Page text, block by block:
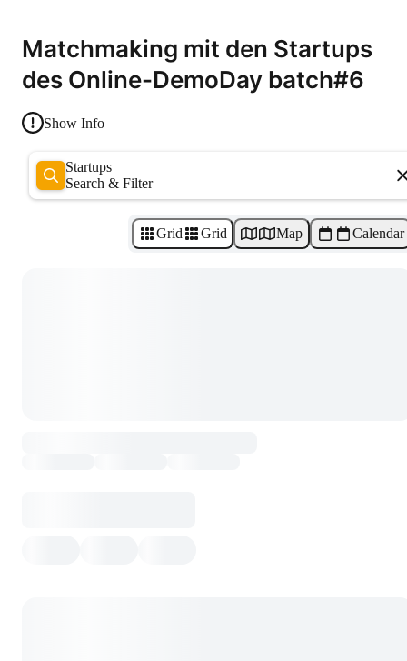
Matchmaking mit den Startups
des Online-DemoDay batch#6
Show Info
Startups
Search & Filter
Grid Grid Map Calendar